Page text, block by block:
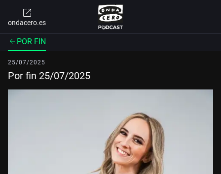
ondacero.es
POR FIN
25/07/2025
Por fin 25/07/2025